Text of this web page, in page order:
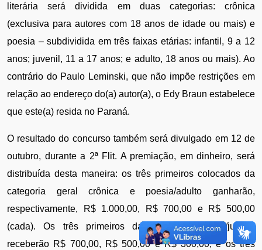
literária será dividida em duas categorias: crônica
(exclusiva para autores com 18 anos de idade ou mais) e
poesia – subdividida em três faixas etárias: infantil, 9 a 12
anos; juvenil, 11 a 17 anos; e adulto, 18 anos ou mais). Ao
contrário do Paulo Leminski, que não impõe restrições em
relação ao endereço do(a) autor(a), o Edy Braun estabelece
que este(a) resida no Paraná.
O resultado do concurso também será divulgado em 12 de
outubro, durante a 2ª Flit. A premiação, em dinheiro, será
distribuída desta maneira: os três primeiros colocados da
categoria geral crônica e poesia/adulto ganharão,
respectivamente, R$ 1.000,00, R$ 700,00 e R$ 500,00
(cada). Os três primeiros da categoria poesia/juvenil
receberão R$ 700,00, R$ 500,00 e R$ 300,00, e os três